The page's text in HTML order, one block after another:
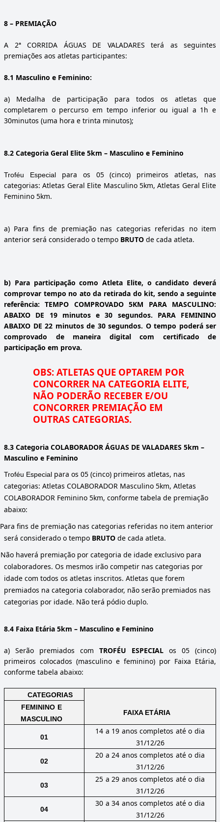
8 – PREMIAÇÃO
A 2ª CORRIDA ÁGUAS DE VALADARES terá as seguintes
premiações aos atletas participantes:
8.1 Masculino e Feminino:
a) Medalha de participação para todos os atletas que
completarem o percurso em tempo inferior ou igual a 1h e
30minutos (uma hora e trinta minutos);
8.2 Categoria Geral Elite 5km – Masculino e Feminino
Troféu Especial para os 05 (cinco) primeiros atletas, nas
categorias: Atletas Geral Elite Masculino 5km, Atletas Geral Elite
Feminino 5km.
a) Para fins de premiação nas categorias referidas no item
anterior será considerado o tempo BRUTO de cada atleta.
b) Para participação como Atleta Elite, o candidato deverá
comprovar tempo no ato da retirada do kit, sendo a seguinte
referência: TEMPO COMPROVADO 5KM PARA MASCULINO:
ABAIXO DE 19 minutos e 30 segundos. PARA FEMININO
ABAIXO DE 22 minutos de 30 segundos. O tempo poderá ser
comprovado de maneira digital com certificado de
participação em prova.
OBS: ATLETAS QUE OPTAREM POR
CONCORRER NA CATEGORIA ELITE,
NÃO PODERÃO RECEBER E/OU
CONCORRER PREMIAÇÃO EM
OUTRAS CATEGORIAS.
8.3 Categoria COLABORADOR ÁGUAS DE VALADARES 5km –
Masculino e Feminino
Troféu Especial para os 05 (cinco) primeiros atletas, nas
categorias: Atletas COLABORADOR Masculino 5km, Atletas
COLABORADOR Feminino 5km, conforme tabela de premiação
abaixo:
Para fins de premiação nas categorias referidas no item anterior
será considerado o tempo BRUTO de cada atleta.
Não haverá premiação por categoria de idade exclusivo para
colaboradores. Os mesmos irão competir nas categorias por
idade com todos os atletas inscritos. Atletas que forem
premiados na categoria colaborador, não serão premiados nas
categorias por idade. Não terá pódio duplo.
8.4 Faixa Etária 5km – Masculino e Feminino
a) Serão premiados com TROFÉU ESPECIAL os 05 (cinco)
primeiros colocados (masculino e feminino) por Faixa Etária,
conforme tabela abaixo:
CATEGORIAS
FAIXA ETÁRIA
FEMININO E
MASCULINO
01
14 a 19 anos completos até o dia
31/12/26
02
20 a 24 anos completos até o dia
31/12/26
03
25 a 29 anos completos até o dia
31/12/26
04
30 a 34 anos completos até o dia
31/12/26